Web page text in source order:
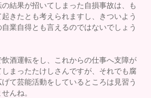
結果が招いてしまった自損事故は、も
きたとも考えられますし、きついよう
業自得とも言えるのではないでしょう
酒運転をし、これからの仕事へ支障が
まったたけしさんですが、それでも腐
て芸能活動をしているところは見習う
んね。